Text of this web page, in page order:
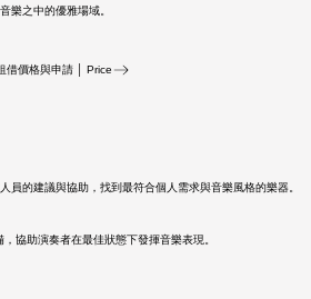
樂之中的優雅場域。
借價格與申請 │ Price
的建議與協助，找到最符合個人需求與音樂風格的樂器。
協助演奏者在最佳狀態下發揮音樂表現。